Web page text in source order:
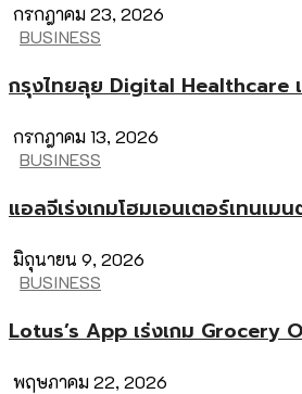
กรกฎาคม 23, 2026
BUSINESS
กรุงไทยลุย Digital Healthcare
กรกฎาคม 13, 2026
BUSINESS
แอลจีเร่งเกมโฮมเอนเตอร์เทนเม
มิถุนายน 9, 2026
BUSINESS
Lotus’s App เร่งเกม Grocery
พฤษภาคม 22, 2026